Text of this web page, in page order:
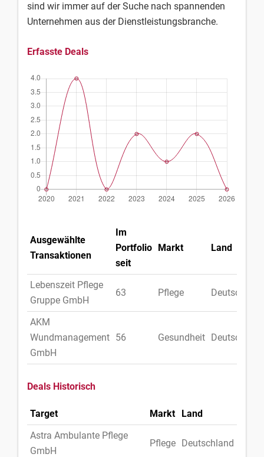
sind wir immer auf der Suche nach spannenden
Unternehmen aus der Dienstleistungsbranche.
Erfasste Deals
Ausgewählte
Transaktionen
Im
Portfolio
seit
Markt Land
Lebenszeit Pflege
Gruppe GmbH
63 Pflege Deutschland
AKM
Wundmanagement
GmbH
56 Gesundheit Deutschland
Deals Historisch
Target Markt
Land
Astra Ambulante Pflege
GmbH
Pflege Deutschland